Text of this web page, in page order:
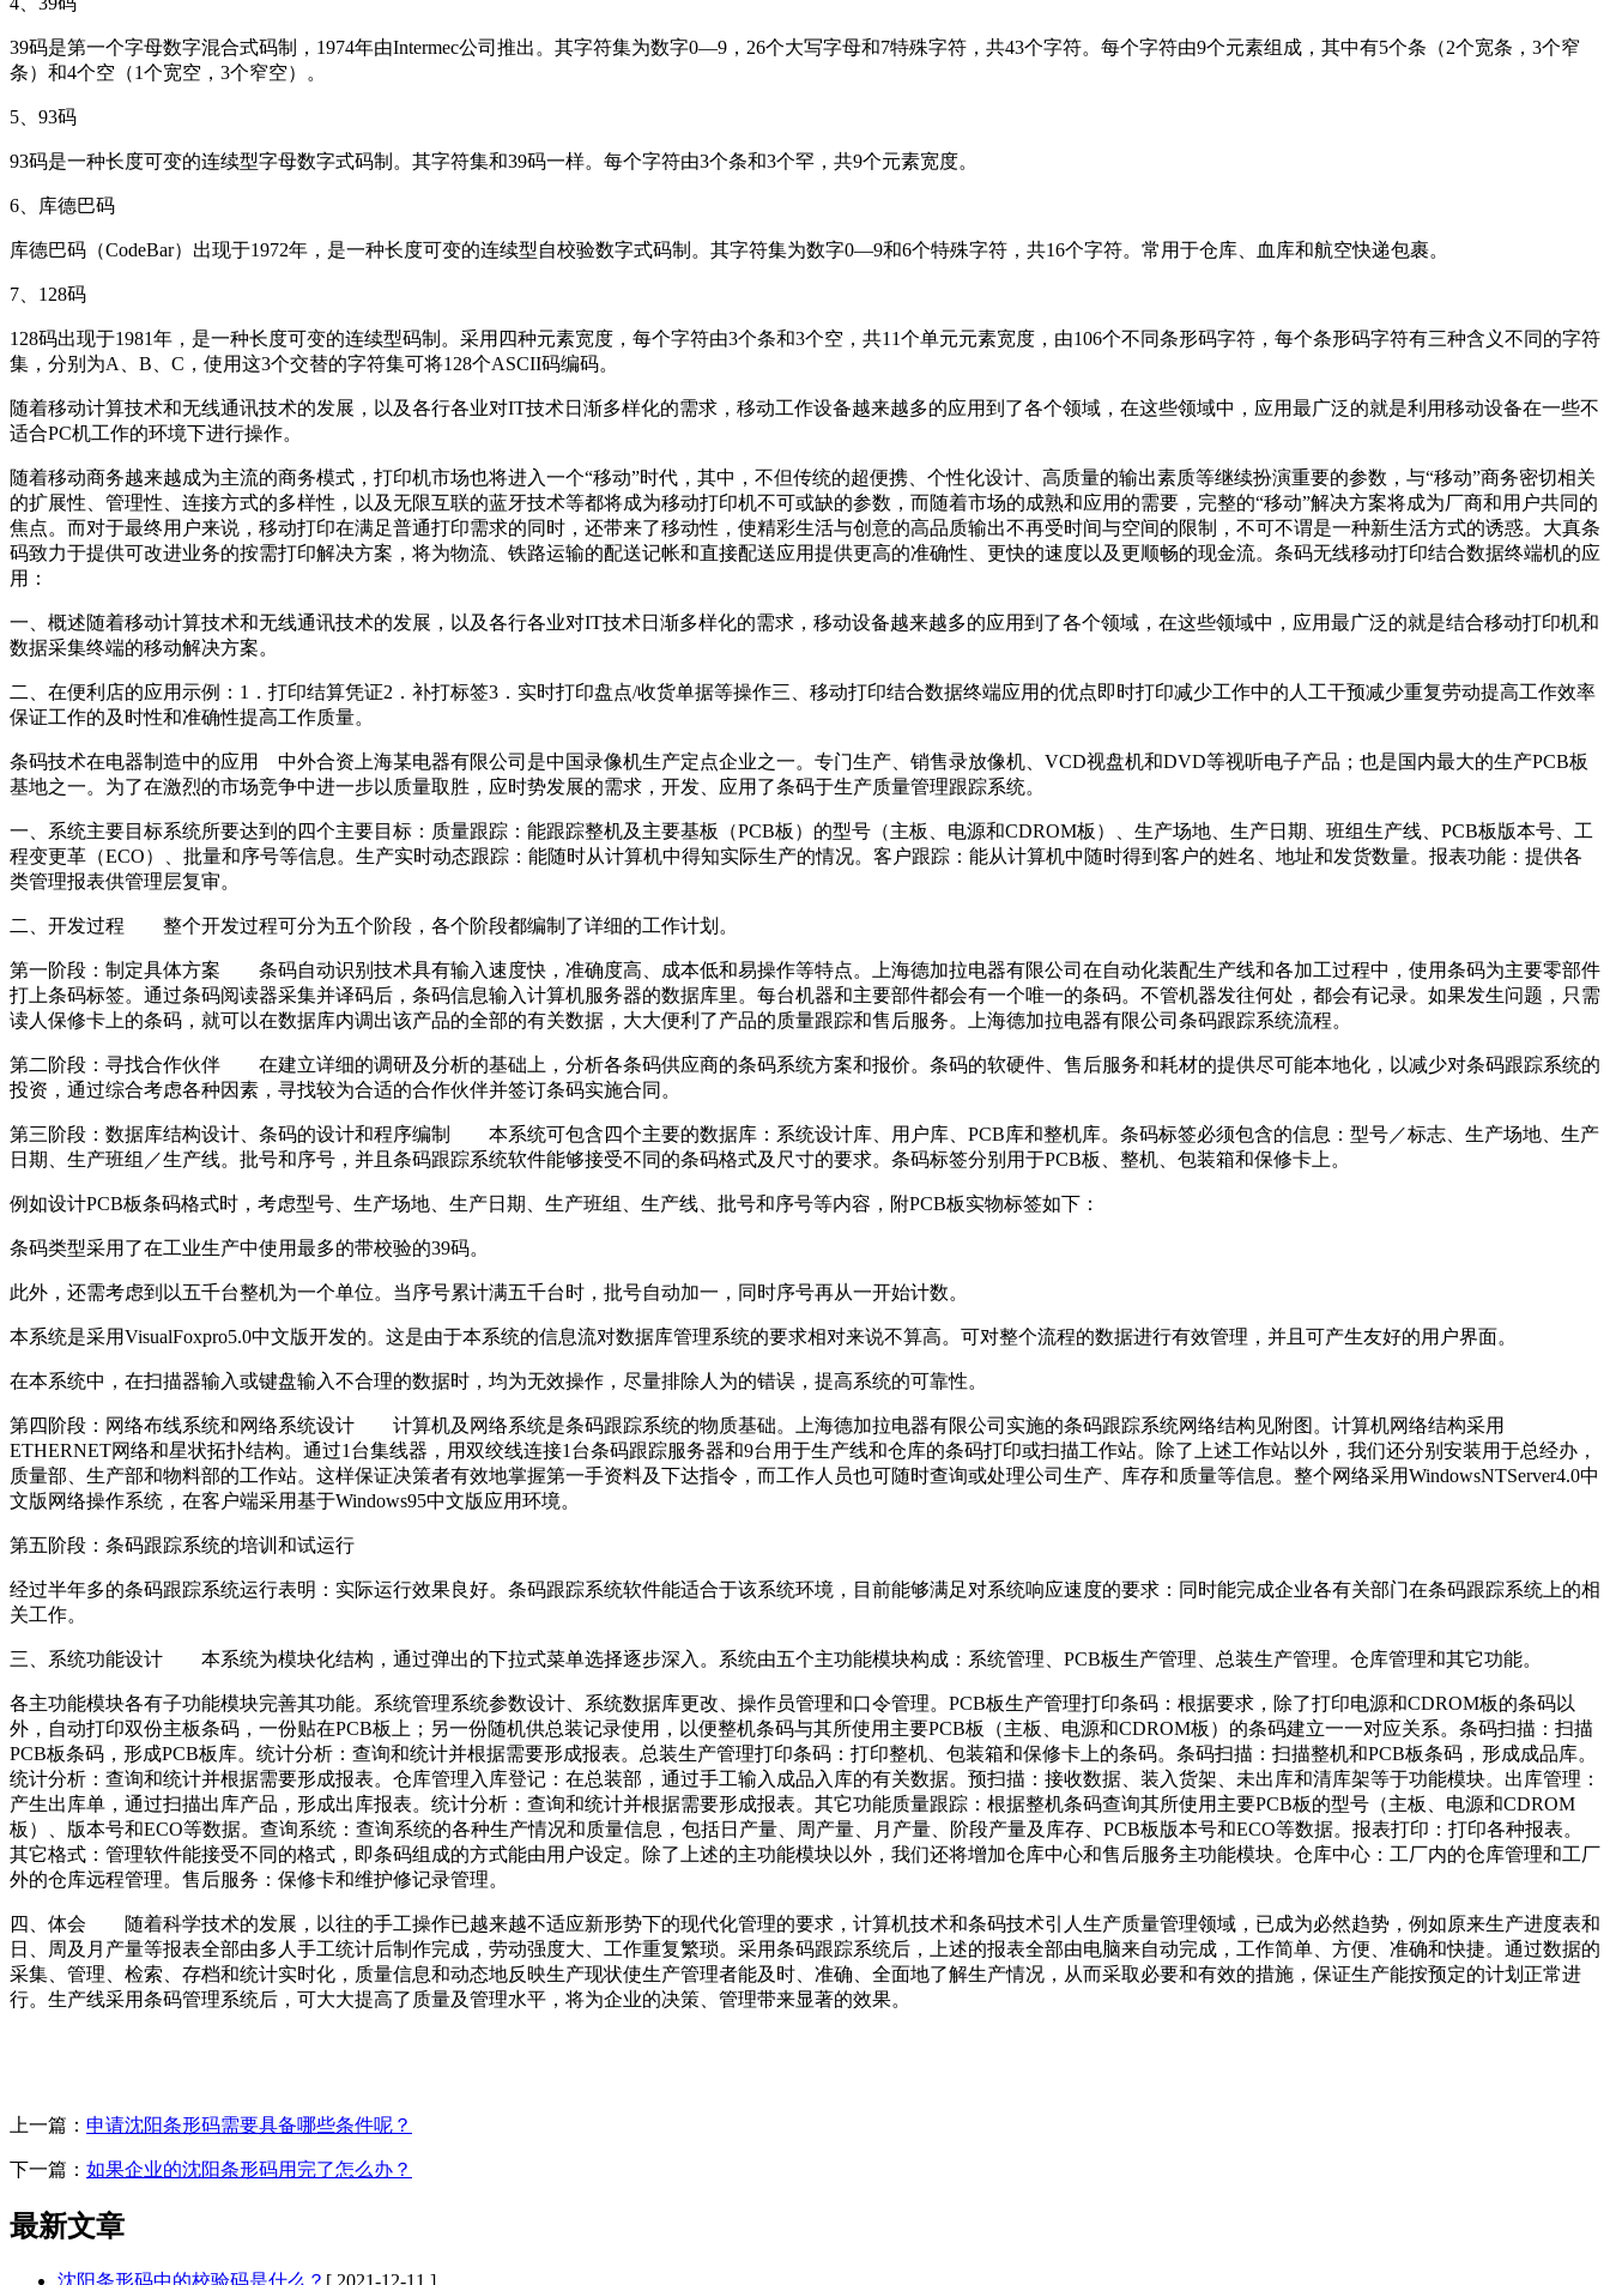
39码是第一个字母数字混合式码制，1974年由Intermec公司推出。其字符集为数字0—9，26个大写字母和7特殊字符，共43个字符。每个字符由9个元素组成，其中有5个条（2个宽条，3个窄
条）和4个空（1个宽空，3个窄空）。
5、93码
93码是一种长度可变的连续型字母数字式码制。其字符集和39码一样。每个字符由3个条和3个罕，共9个元素宽度。
6、库德巴码
库德巴码（CodeBar）出现于1972年，是一种长度可变的连续型自校验数字式码制。其字符集为数字0—9和6个特殊字符，共16个字符。常用于仓库、血库和航空快递包裹。
7、128码
128码出现于1981年，是一种长度可变的连续型码制。采用四种元素宽度，每个字符由3个条和3个空，共11个单元元素宽度，由106个不同条形码字符，每个条形码字符有三种含义不同的字符
集，分别为A、B、C，使用这3个交替的字符集可将128个ASCII码编码。
随着移动计算技术和无线通讯技术的发展，以及各行各业对IT技术日渐多样化的需求，移动工作设备越来越多的应用到了各个领域，在这些领域中，应用最广泛的就是利用移动设备在一些不
适合PC机工作的环境下进行操作。
随着移动商务越来越成为主流的商务模式，打印机市场也将进入一个“移动”时代，其中，不但传统的超便携、个性化设计、高质量的输出素质等继续扮演重要的参数，与“移动”商务密切相关
的扩展性、管理性、连接方式的多样性，以及无限互联的蓝牙技术等都将成为移动打印机不可或缺的参数，而随着市场的成熟和应用的需要，完整的“移动”解决方案将成为厂商和用户共同的
焦点。而对于最终用户来说，移动打印在满足普通打印需求的同时，还带来了移动性，使精彩生活与创意的高品质输出不再受时间与空间的限制，不可不谓是一种新生活方式的诱惑。大真条
码致力于提供可改进业务的按需打印解决方案，将为物流、铁路运输的配送记帐和直接配送应用提供更高的准确性、更快的速度以及更顺畅的现金流。条码无线移动打印结合数据终端机的应
用：
一、概述随着移动计算技术和无线通讯技术的发展，以及各行各业对IT技术日渐多样化的需求，移动设备越来越多的应用到了各个领域，在这些领域中，应用最广泛的就是结合移动打印机和
数据采集终端的移动解决方案。
二、在便利店的应用示例：1．打印结算凭证2．补打标签3．实时打印盘点/收货单据等操作三、移动打印结合数据终端应用的优点即时打印减少工作中的人工干预减少重复劳动提高工作效率
保证工作的及时性和准确性提高工作质量。
条码技术在电器制造中的应用 中外合资上海某电器有限公司是中国录像机生产定点企业之一。专门生产、销售录放像机、VCD视盘机和DVD等视听电子产品；也是国内最大的生产PCB板
基地之一。为了在激烈的市场竞争中进一步以质量取胜，应时势发展的需求，开发、应用了条码于生产质量管理跟踪系统。
一、系统主要目标系统所要达到的四个主要目标：质量跟踪：能跟踪整机及主要基板（PCB板）的型号（主板、电源和CDROM板）、生产场地、生产日期、班组生产线、PCB板版本号、工
程变更革（ECO）、批量和序号等信息。生产实时动态跟踪：能随时从计算机中得知实际生产的情况。客户跟踪：能从计算机中随时得到客户的姓名、地址和发货数量。报表功能：提供各
类管理报表供管理层复审。
二、开发过程 整个开发过程可分为五个阶段，各个阶段都编制了详细的工作计划。
第一阶段：制定具体方案 条码自动识别技术具有输入速度快，准确度高、成本低和易操作等特点。上海德加拉电器有限公司在自动化装配生产线和各加工过程中，使用条码为主要零部件
打上条码标签。通过条码阅读器采集并译码后，条码信息输入计算机服务器的数据库里。每台机器和主要部件都会有一个唯一的条码。不管机器发往何处，都会有记录。如果发生问题，只需
读人保修卡上的条码，就可以在数据库内调出该产品的全部的有关数据，大大便利了产品的质量跟踪和售后服务。上海德加拉电器有限公司条码跟踪系统流程。
第二阶段：寻找合作伙伴 在建立详细的调研及分析的基础上，分析各条码供应商的条码系统方案和报价。条码的软硬件、售后服务和耗材的提供尽可能本地化，以减少对条码跟踪系统的
投资，通过综合考虑各种因素，寻找较为合适的合作伙伴并签订条码实施合同。
第三阶段：数据库结构设计、条码的设计和程序编制 本系统可包含四个主要的数据库：系统设计库、用户库、PCB库和整机库。条码标签必须包含的信息：型号／标志、生产场地、生产
日期、生产班组／生产线。批号和序号，并且条码跟踪系统软件能够接受不同的条码格式及尺寸的要求。条码标签分别用于PCB板、整机、包装箱和保修卡上。
例如设计PCB板条码格式时，考虑型号、生产场地、生产日期、生产班组、生产线、批号和序号等内容，附PCB板实物标签如下：
条码类型采用了在工业生产中使用最多的带校验的39码。
此外，还需考虑到以五千台整机为一个单位。当序号累计满五千台时，批号自动加一，同时序号再从一开始计数。
本系统是采用VisualFoxpro5.0中文版开发的。这是由于本系统的信息流对数据库管理系统的要求相对来说不算高。可对整个流程的数据进行有效管理，并且可产生友好的用户界面。
在本系统中，在扫描器输入或键盘输入不合理的数据时，均为无效操作，尽量排除人为的错误，提高系统的可靠性。
第四阶段：网络布线系统和网络系统设计 计算机及网络系统是条码跟踪系统的物质基础。上海德加拉电器有限公司实施的条码跟踪系统网络结构见附图。计算机网络结构采用
ETHERNET网络和星状拓扑结构。通过1台集线器，用双绞线连接1台条码跟踪服务器和9台用于生产线和仓库的条码打印或扫描工作站。除了上述工作站以外，我们还分别安装用于总经办，
质量部、生产部和物料部的工作站。这样保证决策者有效地掌握第一手资料及下达指令，而工作人员也可随时查询或处理公司生产、库存和质量等信息。整个网络采用WindowsNTServer4.0中
文版网络操作系统，在客户端采用基于Windows95中文版应用环境。
第五阶段：条码跟踪系统的培训和试运行
经过半年多的条码跟踪系统运行表明：实际运行效果良好。条码跟踪系统软件能适合于该系统环境，目前能够满足对系统响应速度的要求：同时能完成企业各有关部门在条码跟踪系统上的相
关工作。
三、系统功能设计 本系统为模块化结构，通过弹出的下拉式菜单选择逐步深入。系统由五个主功能模块构成：系统管理、PCB板生产管理、总装生产管理。仓库管理和其它功能。
各主功能模块各有子功能模块完善其功能。系统管理系统参数设计、系统数据库更改、操作员管理和口令管理。PCB板生产管理打印条码：根据要求，除了打印电源和CDROM板的条码以
外，自动打印双份主板条码，一份贴在PCB板上；另一份随机供总装记录使用，以便整机条码与其所使用主要PCB板（主板、电源和CDROM板）的条码建立一一对应关系。条码扫描：扫描
PCB板条码，形成PCB板库。统计分析：查询和统计并根据需要形成报表。总装生产管理打印条码：打印整机、包装箱和保修卡上的条码。条码扫描：扫描整机和PCB板条码，形成成品库。
统计分析：查询和统计并根据需要形成报表。仓库管理入库登记：在总装部，通过手工输入成品入库的有关数据。预扫描：接收数据、装入货架、未出库和清库架等于功能模块。出库管理：
产生出库单，通过扫描出库产品，形成出库报表。统计分析：查询和统计并根据需要形成报表。其它功能质量跟踪：根据整机条码查询其所使用主要PCB板的型号（主板、电源和CDROM
板）、版本号和ECO等数据。查询系统：查询系统的各种生产情况和质量信息，包括日产量、周产量、月产量、阶段产量及库存、PCB板版本号和ECO等数据。报表打印：打印各种报表。
其它格式：管理软件能接受不同的格式，即条码组成的方式能由用户设定。除了上述的主功能模块以外，我们还将增加仓库中心和售后服务主功能模块。仓库中心：工厂内的仓库管理和工厂
外的仓库远程管理。售后服务：保修卡和维护修记录管理。
四、体会 随着科学技术的发展，以往的手工操作已越来越不适应新形势下的现代化管理的要求，计算机技术和条码技术引人生产质量管理领域，已成为必然趋势，例如原来生产进度表和
日、周及月产量等报表全部由多人手工统计后制作完成，劳动强度大、工作重复繁琐。采用条码跟踪系统后，上述的报表全部由电脑来自动完成，工作简单、方便、准确和快捷。通过数据的
采集、管理、检索、存档和统计实时化，质量信息和动态地反映生产现状使生产管理者能及时、准确、全面地了解生产情况，从而采取必要和有效的措施，保证生产能按预定的计划正常进
行。生产线采用条码管理系统后，可大大提高了质量及管理水平，将为企业的决策、管理带来显著的效果。
上一篇： 申请沈阳条形码需要具备哪些条件呢？
下一篇： 如果企业的沈阳条形码用完了怎么办？
最新文章
沈阳条形码中的校验码是什么？ [ 2021-12-11 ]